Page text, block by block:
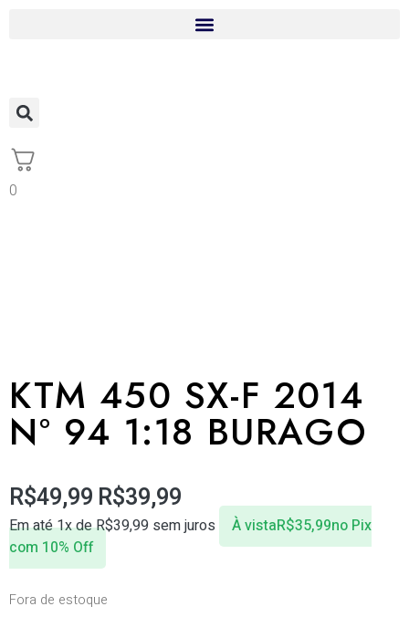
0
KTM 450 SX-F 2014
Nº 94 1:18 BURAGO
R$49,99 R$39,99
Em até 1x deR$39,99 sem juros À vistaR$35,99no Pix
com 10% Off
Fora de estoque